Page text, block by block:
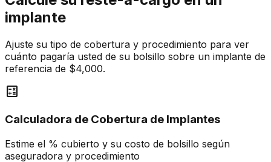
implante
Ajuste su tipo de cobertura y procedimiento para ver
cuánto pagaría usted de su bolsillo sobre un implante de
referencia de $4,000.
calculate
Calculadora de Cobertura de Implantes
Estime el % cubierto y su costo de bolsillo según
aseguradora y procedimiento